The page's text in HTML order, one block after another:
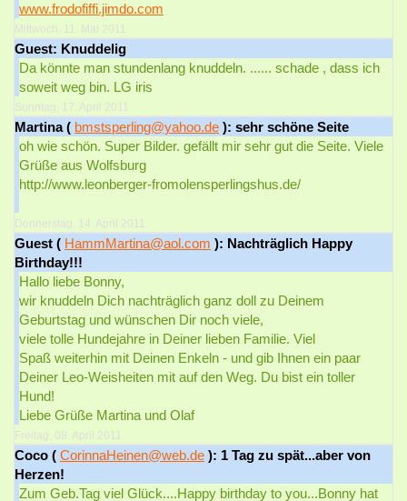
www.frodofiffi.jimdo.com
Mittwoch, 11. Mai 2011
Guest: Knuddelig
Da könnte man stundenlang knuddeln. ...... schade , dass ich
soweit weg bin. LG iris
Sonntag, 17. April 2011
Martina ( bmstsperling@yahoo.de ): sehr schöne Seite
oh wie schön. Super Bilder. gefällt mir sehr gut die Seite. Viele
Grüße aus Wolfsburg
http://www.leonberger-fromolensperlingshus.de/
Donnerstag, 14. April 2011
Guest ( HammMartina@aol.com ): Nachträglich Happy
Birthday!!!
Hallo liebe Bonny,
wir knuddeln Dich nachträglich ganz doll zu Deinem
Geburtstag und wünschen Dir noch viele,
viele tolle Hundejahre in Deiner lieben Familie. Viel
Spaß weiterhin mit Deinen Enkeln - und gib Ihnen ein paar
Deiner Leo-Weisheiten mit auf den Weg. Du bist ein toller
Hund!
Liebe Grüße Martina und Olaf
Freitag, 08. April 2011
Coco ( CorinnaHeinen@web.de ): 1 Tag zu spät...aber von
Herzen!
Zum Geb.Tag viel Glück....Happy birthday to you...Bonny hat